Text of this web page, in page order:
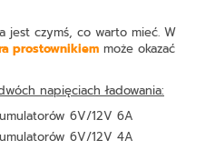
jest czymś, co warto mieć. W
prostownikiem może okazać
napięciach ładowania:
6V/12V 6A
6V/12V 4A